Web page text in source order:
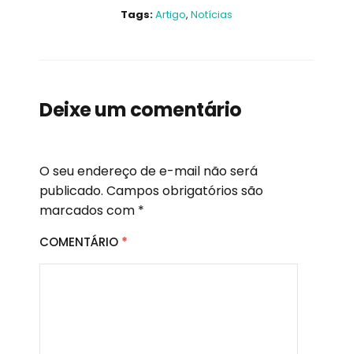
Tags:Artigo, Notícias
Deixe um comentário
O seu endereço de e-mail não será
publicado. Campos obrigatórios são
marcados com *
COMENTÁRIO *